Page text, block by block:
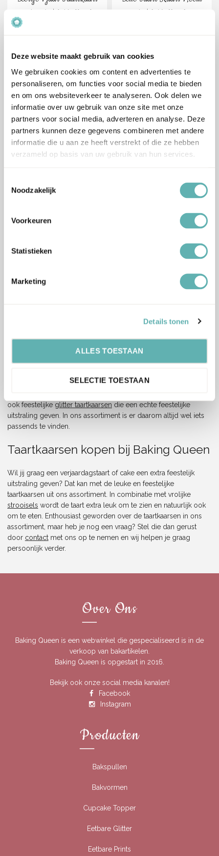
Deze website maakt gebruik van cookies
We gebruiken cookies om content en advertenties te
personaliseren, om functies voor social media te bieden
en om ons websiteverkeer te analyseren. Ook delen we
informatie over uw gebruik van onze site met onze
partners voor social media, adverteren en analyse. Deze
partners kunnen deze gegevens combineren met andere
informatie die u aan ze heeft verstrekt of die ze hebben
verzameld op basis van uw gebruik van hun services.
Noodzakelijk
Voorkeuren
Statistieken
Marketing
Details tonen
ALLES TOESTAAN
SELECTIE TOESTAAN
7,5cm (2D) (deKora)
€
was: is:
(2D) (deKora)
was:
Er.. is er één jarig hoera hoera! Bij een verjaardag hoort natuurlijk
een heerlijke eigengemaakte taart met taartkaarsenom
vervolgens een wens te doen. Kiezen voortaartkaarsenop een
taart of cake geeft toch net altijd dat stukje extra. Vooral bij een
verjaardag dat een feestelijke bedoeling moet zijn taartkaarsen
eigenlijk net de kers op de taart. Vooral kinderen vinden ze altijd
erg leuk en dit is ook terug te zien in ons assortiment.
Nieuwsgierig geworden? Lees dan hieronder verder.
In ons assortiment vind je allerlei verschillende taartkaarsen. Van
glitterkaarsen tot kaarsen met een leuk figuur er op. Ook hebben
wij natuurlijke diverse Disney taartkaarsen waar ongetwijfeld de
‘gewone’ kaarsen hebben wij ook speciale3D taartkaarsen
ook feestelijke glitter taartkaarsen die een echte feestelijke
uitstraling geven. In ons assortiment is er daarom altijd wel iets
passends te vinden.
Taartkaarsen kopen bij Baking Queen
Wil jij graag een verjaardagstaart of cake een extra feestelijk
uitstraling geven? Dat kan met de leuke en feestelijke
taartkaarsen uit ons assortiment. In combinatie met vrolijke
strooisels wordt de taart extra leuk om te zien en natuurlijk ook
om te eten. Enthousiast geworden over de taartkaarsen in ons
assortiment, maar heb je nog een vraag? Stel die dan gerust
door contact met ons op te nemen en wij helpen je graag
persoonlijk verder.
Over Ons
Baking Queen is een webwinkel die gespecialiseerd is in de
verkoop van bakartikelen.
Baking Queen is opgestart in 2016.
Bekijk ook onze social media kanalen!
Facebook
Instagram
Producten
Bakspullen
Bakvormen
Cupcake Topper
Eetbare Glitter
Eetbare Prints